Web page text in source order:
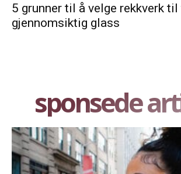
5 grunner til å velge rekkverk
gjennomsiktig glass
sponsede